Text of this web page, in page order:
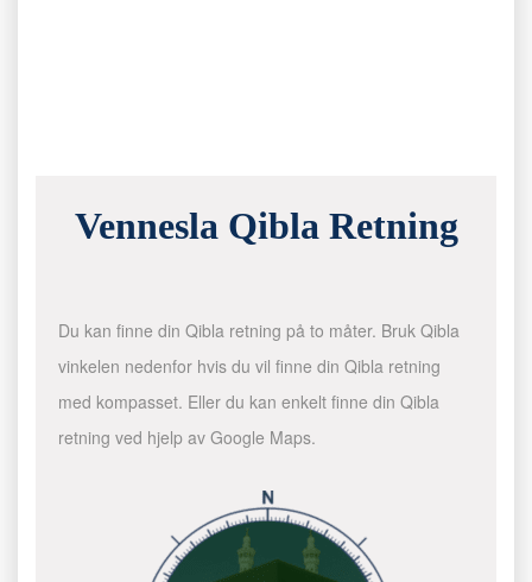
Vennesla Qibla Retning
Du kan finne din Qibla retning på to måter. Bruk Qibla
vinkelen nedenfor hvis du vil finne din Qibla retning
med kompasset. Eller du kan enkelt finne din Qibla
retning ved hjelp av Google Maps.